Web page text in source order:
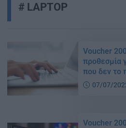
LAPTOP
Voucher
προθεσμία
που δεν το
07/07/
Voucher